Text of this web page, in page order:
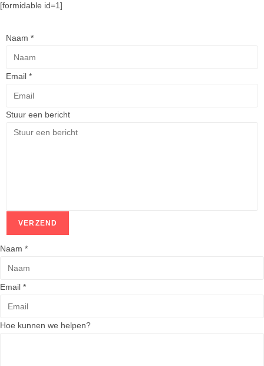
[formidable id=1]
Naam *
Email *
Stuur een bericht
VERZEND
Naam *
H
w
Email *
Hoe kunnen we helpen?